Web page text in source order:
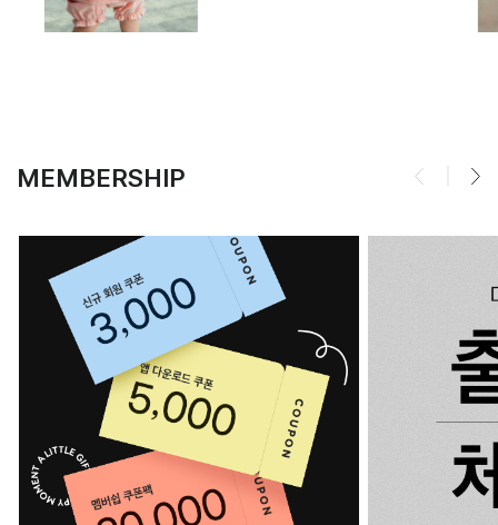
MEMBERSHIP